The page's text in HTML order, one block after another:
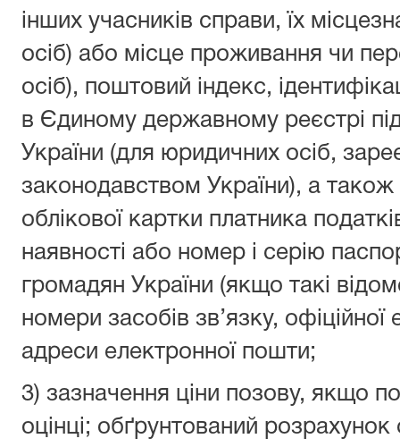
інших учасників справи, їх
осіб) або місце проживання чи
осіб), поштовий індекс,
в Єдиному державному реєстрі
України (для юридичних осіб,
законодавством України), а
облікової картки платника
наявності або номер і серію
громадян України (якщо такі
номери засобів зв’язку,
адреси електронної пошти;
3) зазначення ціни позову, якщо
оцінці; обґрунтований